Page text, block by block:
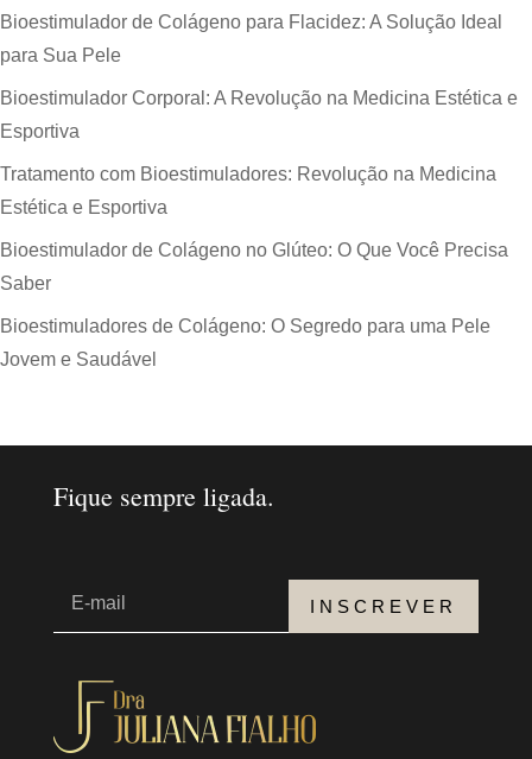
Bioestimulador de Colágeno para Flacidez: A Solução Ideal
para Sua Pele
Bioestimulador Corporal: A Revolução na Medicina Estética e
Esportiva
Tratamento com Bioestimuladores: Revolução na Medicina
Estética e Esportiva
Bioestimulador de Colágeno no Glúteo: O Que Você Precisa
Saber
Bioestimuladores de Colágeno: O Segredo para uma Pele
Jovem e Saudável
Fique sempre ligada.
INSCREVER